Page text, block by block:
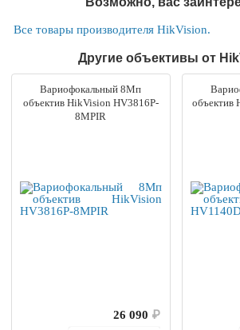
Все товары производителя HikVision.
Другие объективы от
Вариофокальный 8Мп
объектив HikVision HV3816P-
8MPIR
26 090 ₽
объектив